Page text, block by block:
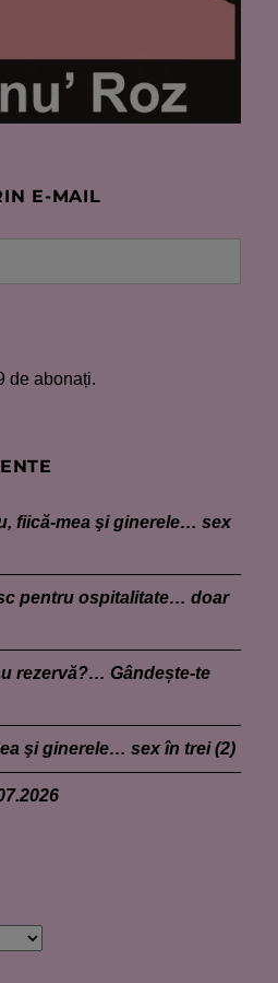
E-MAIL
de abonați.
fiică-mea şi ginerele… sex
pentru ospitalitate… doar
rezervă?… Gândește-te
şi ginerele… sex în trei (2)